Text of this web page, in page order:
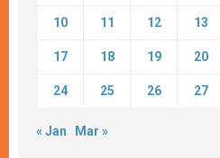
10 11 12 13
17 18 19 20
24 25 26 27
« Jan Mar »